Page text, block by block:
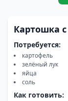
Картошка
Потребуется:
картофель
зелёный лук
яйца
соль
Как готовить: